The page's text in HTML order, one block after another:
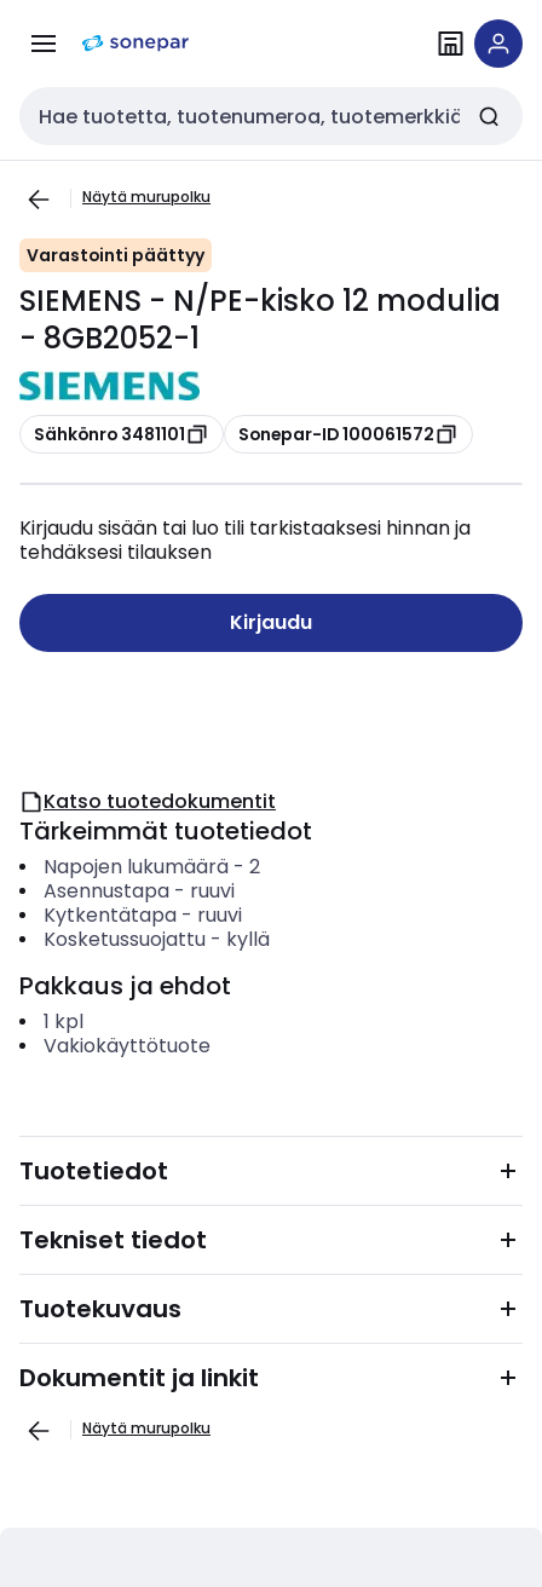
navigointiinsisältöön
Haku
Näytä murupolku
Varastointi päättyy
SIEMENS - N/PE-kisko 12 modulia
- 8GB2052-1
Kopioi
Sähkönro 3481101 Kopioi
Sonepar-ID 100061572
Kirjaudu sisään tai luo tili tarkistaaksesi hinnan ja
tehdäksesi tilauksen
Kirjaudu
Katso tuotedokumentit
Tärkeimmät tuotetiedot
Napojen lukumäärä- 2
Asennustapa- ruuvi
Kytkentätapa- ruuvi
Kosketussuojattu- kyllä
Pakkaus ja ehdot
1 kpl
Vakiokäyttötuote
Tuotetiedot
Tekniset tiedot
Tuotekuvaus
Dokumentit ja linkit
Näytä murupolku